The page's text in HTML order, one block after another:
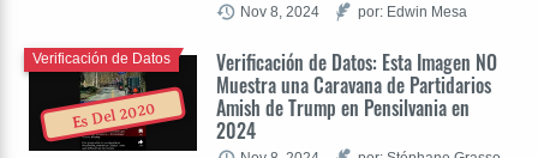
Nov 8, 2024 por: Edwin Mesa
Es Del 2020
Verificación de Datos: Esta Imagen NO
Muestra una Caravana de Partidarios
Amish de Trump en Pensilvania en
2024
Verificación de Datos